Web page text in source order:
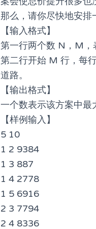
那么，请你尽快地安排
【输入格式】
第一行两个数 N，M，
第二行开始 M 行，每
道路。
【输出格式】
一个数表示该方案中最
【样例输入】
5 10
1 2 9384
1 3 887
1 4 2778
1 5 6916
2 3 7794
2 4 8336